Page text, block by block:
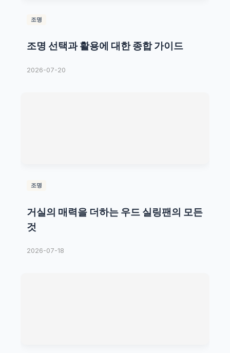
조명
조명 선택과 활용에 대한 종합 가이드
2026-07-20
조명
거실의 매력을 더하는 우드 실링팬의 모든
것
2026-07-18